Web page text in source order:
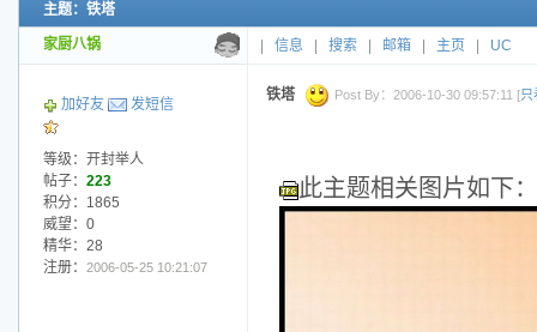
新的主题
投票帖
交易帖
主题：铁塔
家厨八锅 信息 搜索 邮箱 主页 UC
加好友 发短信
等级：开封举人
帖子： 223
积分：1865
威望：0
精华：28
注册： 2006-05-25 10:21:07
铁塔 Post By：2006-10-30 09:57:11 [只
此主题相关图片如下：